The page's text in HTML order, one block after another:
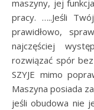
maszyny, jej
pracy. …..Jeśli
prawidłowo,
najczęściej
rozwiązać spór bez
SZYJE mimo
Maszyna posiada
jeśli obudowa nie